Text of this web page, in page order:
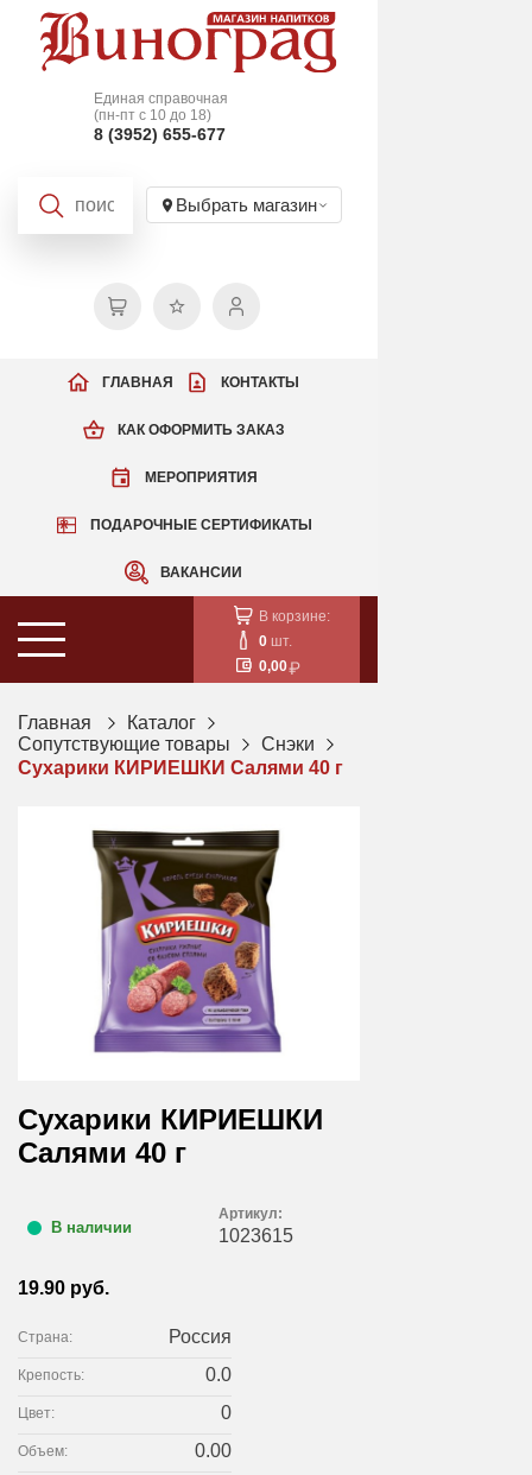
Единая справочная
(пн-пт с 10 до 18)
8 (3952) 655-677
Выбрать магазин
КАК ОФОРМИТЬ ЗАКАЗ
МЕРОПРИЯТИЯ
ПОДАРОЧНЫЕ СЕРТИФИКАТЫ
ВАКАНСИИ
ГЛАВНАЯ КОНТАКТЫ
В корзине:
0 шт.
0,00
Главная
Каталог
Сопутствующие товары
Снэки
Сухарики КИРИЕШКИ Салями 40 г
Сухарики КИРИЕШКИ
Салями 40 г
В наличии
Артикул:
1023615
19.90 руб.
Страна: Россия
Крепость: 0.0
Цвет: 0
Объем: 0.00